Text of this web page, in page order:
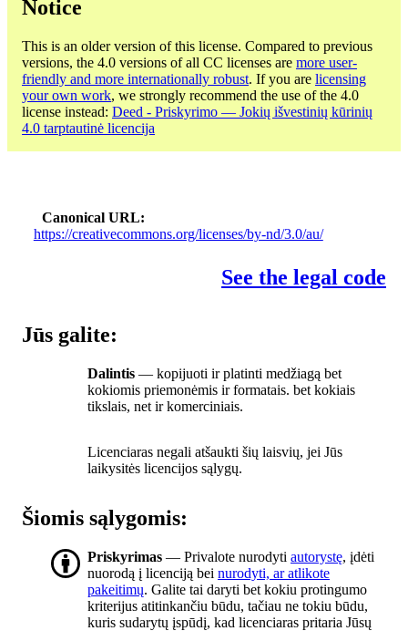
Notice
This is an older version of this license. Compared to previous
versions, the 4.0 versions of all CC licenses are more user-
friendly and more internationally robust. If you are licensing
your own work, we strongly recommend the use of the 4.0
license instead: Deed - Priskyrimo — Jokių išvestinių kūrinių
4.0 tarptautinė licencija
Canonical URL
https://creativecommons.org/licenses/by-nd/3.0/au/
See the legal code
Jūs galite:
Dalintis — kopijuoti ir platinti medžiagą bet
kokiomis priemonėmis ir formatais. bet kokiais
tikslais, net ir komerciniais.
Licenciaras negali atšaukti šių laisvių, jei Jūs
laikysitės licencijos sąlygų.
Šiomis sąlygomis:
Priskyrimas — Privalote nurodyti autorystę, įdėti
nuorodą į licenciją bei nurodyti, ar atlikote
pakeitimų. Galite tai daryti bet kokiu protingumo
kriterijus atitinkančiu būdu, tačiau ne tokiu būdu,
kuris sudarytų įspūdį, kad licenciaras pritaria Jūsų